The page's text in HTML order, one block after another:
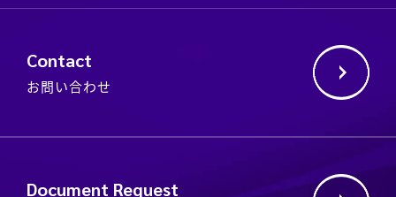
Contact
お問い合わせ
Document Request